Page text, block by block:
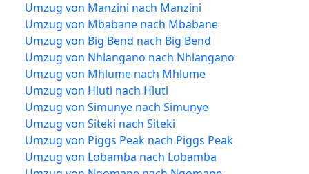
Umzug von Manzini nach Manzini
Umzug von Mbabane nach Mbabane
Umzug von Big Bend nach Big Bend
Umzug von Nhlangano nach Nhlangano
Umzug von Mhlume nach Mhlume
Umzug von Hluti nach Hluti
Umzug von Simunye nach Simunye
Umzug von Siteki nach Siteki
Umzug von Piggs Peak nach Piggs Peak
Umzug von Lobamba nach Lobamba